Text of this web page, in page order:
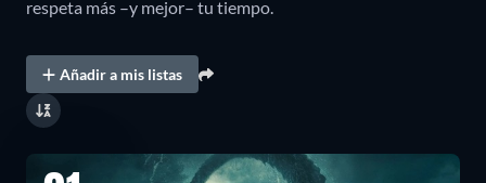
respeta más –y mejor– tu tiempo.
Añadir a mis listas